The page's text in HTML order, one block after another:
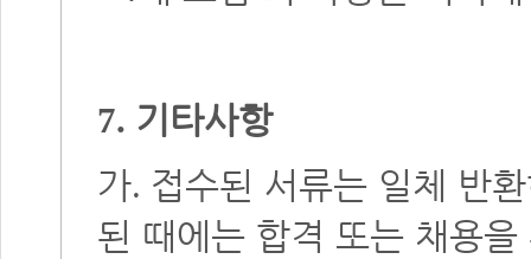
7. 기타사항
가. 접수된 서류는 일체 반
된 때에는 합격 또는 채용을